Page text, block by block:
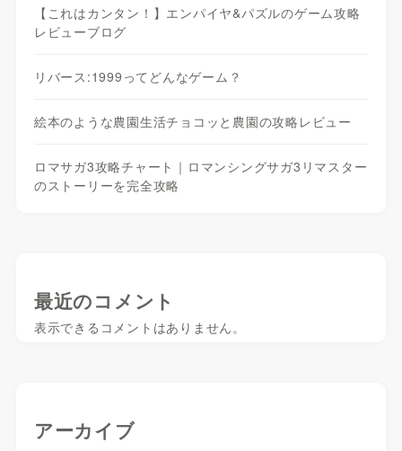
【これはカンタン！】エンパイヤ&パズルのゲーム攻略
レビューブログ
リバース:1999ってどんなゲーム？
絵本のような農園生活チョコッと農園の攻略レビュー
ロマサガ3攻略チャート｜ロマンシングサガ3リマスター
のストーリーを完全攻略
最近のコメント
表示できるコメントはありません。
アーカイブ